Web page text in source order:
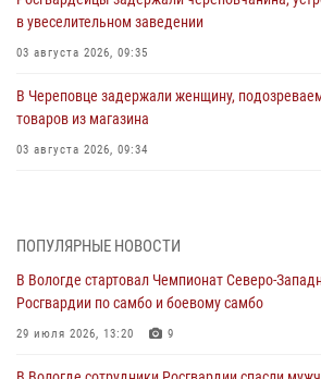
в увеселительном заведении
03 августа 2026, 09:35
В Череповце задержали женщину,
товаров из магазина
03 августа 2026, 09:34
самбо
ЗА МИНУВШУЮ НЕДЕЛЮ СОТРУДНИКАМИ
ОХРАНЫ РОСГВАРДИИ В ВОЛОГОДСКОЙ
ПОПУЛЯРНЫЕ НОВОСТИ
В Вологде стартовал Чемпионат Северо-
Росгвардии по самбо и боевому самбо
29 июля 2026, 13:20 9